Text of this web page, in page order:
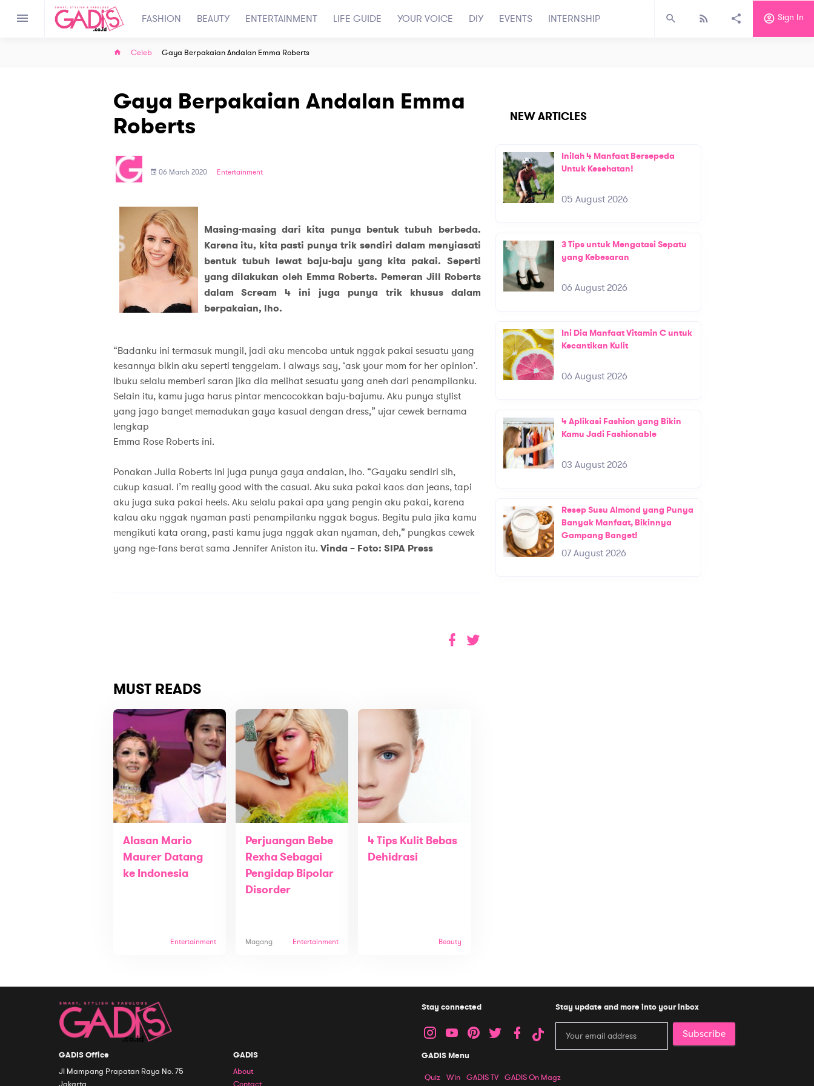
FASHION BEAUTY ENTERTAINMENT LIFE GUIDE YOUR VOICE DIY EVENTS INTERNSHIP Sign In
Celeb Gaya Berpakaian Andalan Emma Roberts
Gaya Berpakaian Andalan Emma
Roberts
06 March 2020 Entertainment
Masing-masing dari kita punya bentuk tubuh berbeda.
Karena itu, kita pasti punya trik sendiri dalam menyiasati
bentuk tubuh lewat baju-baju yang kita pakai. Seperti
yang dilakukan oleh Emma Roberts. Pemeran Jill Roberts
dalam Scream 4 ini juga punya trik khusus dalam
berpakaian, lho.
“Badanku ini termasuk mungil, jadi aku mencoba untuk nggak pakai sesuatu yang
kesannya bikin aku seperti tenggelam. I always say, ‘ask your mom for her opinion’.
Ibuku selalu memberi saran jika dia melihat sesuatu yang aneh dari penampilanku.
Selain itu, kamu juga harus pintar mencocokkan baju-bajumu. Aku punya stylist
yang jago banget memadukan gaya kasual dengan dress,” ujar cewek bernama
lengkap
Emma Rose Roberts ini.
Ponakan Julia Roberts ini juga punya gaya andalan, lho. “Gayaku sendiri sih,
cukup kasual. I’m really good with the casual. Aku suka pakai kaos dan jeans, tapi
aku juga suka pakai heels. Aku selalu pakai apa yang pengin aku pakai, karena
kalau aku nggak nyaman pasti penampilanku nggak bagus. Begitu pula jika kamu
mengikuti kata orang, pasti kamu juga nggak akan nyaman, deh,” pungkas cewek
yang nge-fans berat sama Jennifer Aniston itu. Vinda – Foto: SIPA Press
MUST READS
Alasan Mario
Maurer Datang
ke Indonesia
Entertainment
Perjuangan Bebe
Rexha Sebagai
Pengidap Bipolar
Disorder
Magang Entertainment
4 Tips Kulit Bebas
Dehidrasi
Beauty
NEW ARTICLES
Inilah 4 Manfaat Bersepeda
Untuk Kesehatan!
05 August 2026
3 Tips untuk Mengatasi Sepatu
yang Kebesaran
06 August 2026
Ini Dia Manfaat Vitamin C untuk
Kecantikan Kulit
06 August 2026
4 Aplikasi Fashion yang Bikin
Kamu Jadi Fashionable
03 August 2026
Resep Susu Almond yang Punya
Banyak Manfaat, Bikinnya
Gampang Banget!
07 August 2026
GADIS Office
Jl Mampang Prapatan Raya No. 75
GADIS
About
Stay connected Stay update and more into your inbox
Subscribe
GADIS Menu
Quiz Win GADIS TV GADIS On Magz